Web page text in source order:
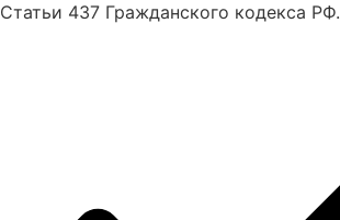
Статьи 437 Гражданского кодекса РФ.